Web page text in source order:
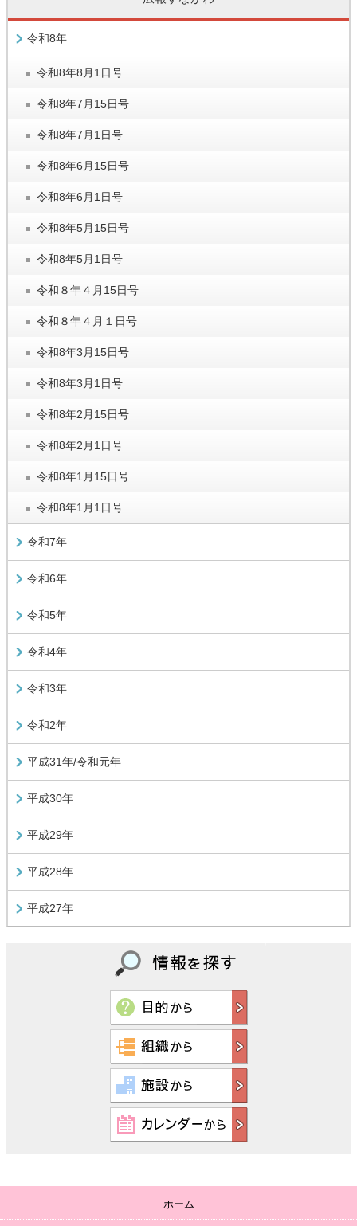
令和8年
令和8年8月1日号
令和8年7月15日号
令和8年7月1日号
令和8年6月15日号
令和8年6月1日号
令和8年5月15日号
令和8年5月1日号
令和８年４月15日号
令和８年４月１日号
令和8年3月15日号
令和8年3月1日号
令和8年2月15日号
令和8年2月1日号
令和8年1月15日号
令和8年1月1日号
令和7年
令和6年
令和5年
令和4年
令和3年
令和2年
平成31年/令和元年
平成30年
平成29年
平成28年
平成27年
ホーム